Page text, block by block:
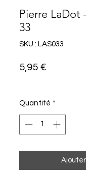
Pierre
33
SKU : LAS033
5,95 €Prix
Quantité *